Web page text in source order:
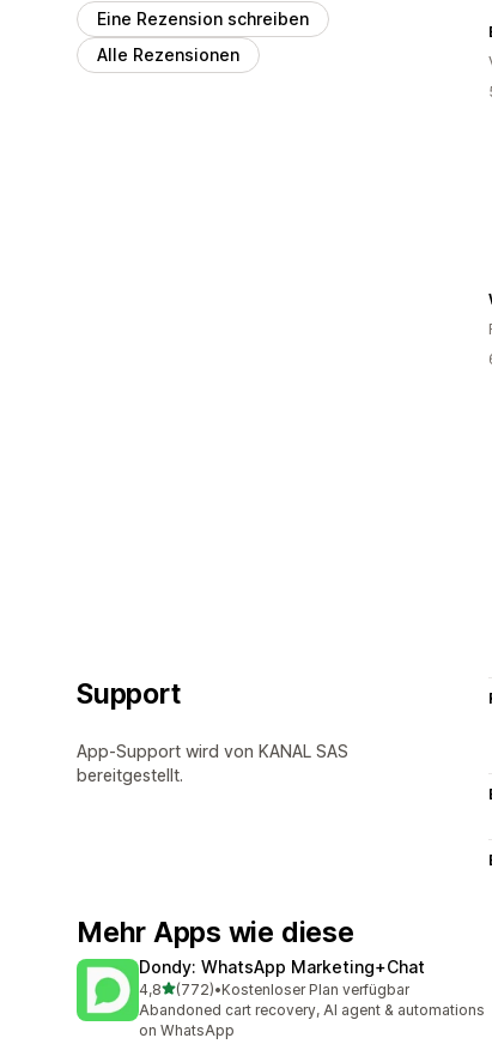
Eine Rezension schreiben
Alle Rezensionen
Support
App-Support wird von KANAL SAS
bereitgestellt.
Mehr Apps wie diese
Dondy: WhatsApp Marketing+Chat
4,8von 5 Sternen
(772)
772 Rezensionen insgesamt
•Kostenloser Plan verfügbar
Abandoned cart recovery, AI agent & automations
on WhatsApp